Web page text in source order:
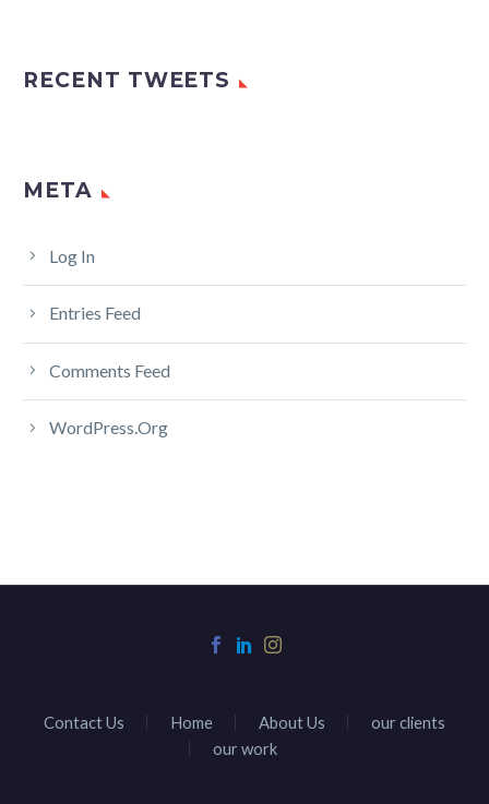
RECENT TWEETS
META
Log In
Entries Feed
Comments Feed
WordPress.org
Contact Us Home About Us
our clients
our work